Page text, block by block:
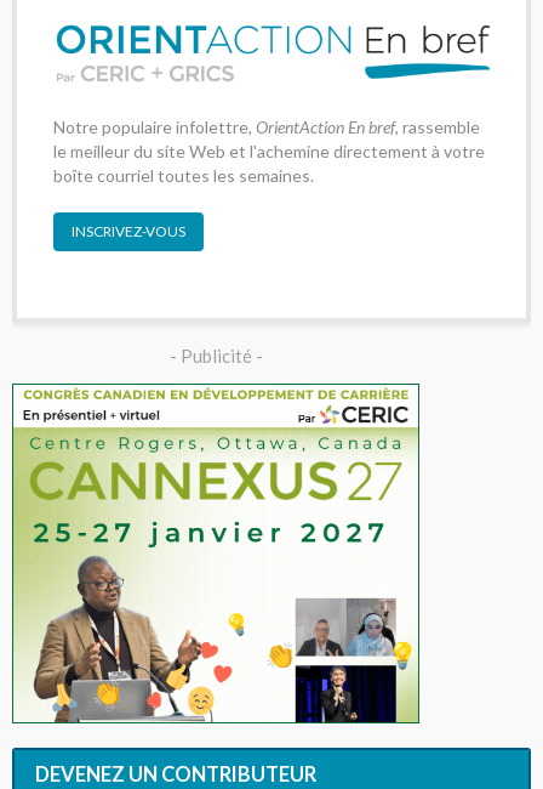
Notre populaire infolettre, OrientAction En bref, rassemble
le meilleur du site Web et l'achemine directement à votre
boîte courriel toutes les semaines.
INSCRIVEZ-VOUS
- Publicité -
DEVENEZ UN CONTRIBUTEUR